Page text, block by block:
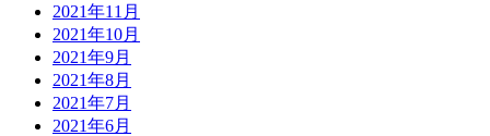
2021年11月
2021年10月
2021年9月
2021年8月
2021年7月
2021年6月